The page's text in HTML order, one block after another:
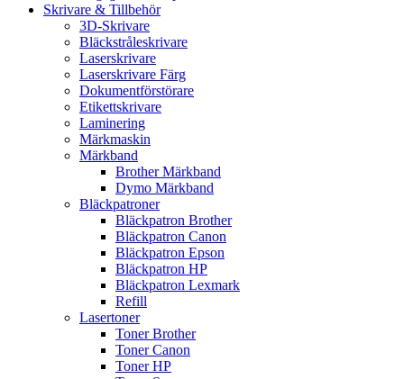
Skrivare & Tillbehör
3D-Skrivare
Bläckstråleskrivare
Laserskrivare
Laserskrivare Färg
Dokumentförstörare
Etikettskrivare
Laminering
Märkmaskin
Märkband
Brother Märkband
Dymo Märkband
Bläckpatroner
Bläckpatron Brother
Bläckpatron Canon
Bläckpatron Epson
Bläckpatron HP
Bläckpatron Lexmark
Refill
Lasertoner
Toner Brother
Toner Canon
Toner HP